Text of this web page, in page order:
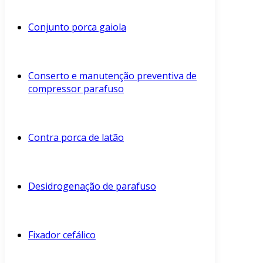
Conjunto porca gaiola
Conserto e manutenção preventiva de
compressor parafuso
Contra porca de latão
Desidrogenação de parafuso
Fixador cefálico